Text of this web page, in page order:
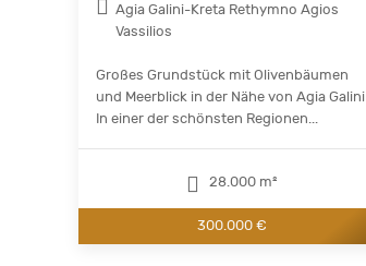
Agia Galini-Kreta Rethymno Agios
Vassilios
Großes Grundstück mit Olivenbäumen
und Meerblick in der Nähe von Agia Galini
In einer der schönsten Regionen...
28.000 m²
300.000 €